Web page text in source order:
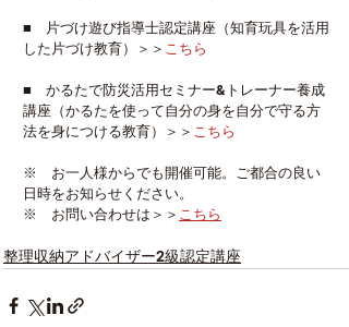
■　片づけ遊び指導士認定講座（知育玩具を活用
した片づけ教育）＞＞ こちら
■　かるたで防災活用セミナー&トレーナー養成
講座（かるたを使って自分の身を自分で守る方
法を身につける教育）＞＞ こちら
※　お一人様からでも開催可能。ご都合の良い
日時をお知らせください。
※　お問い合わせは＞＞ こちら
整理収納アドバイザー2級認定講座